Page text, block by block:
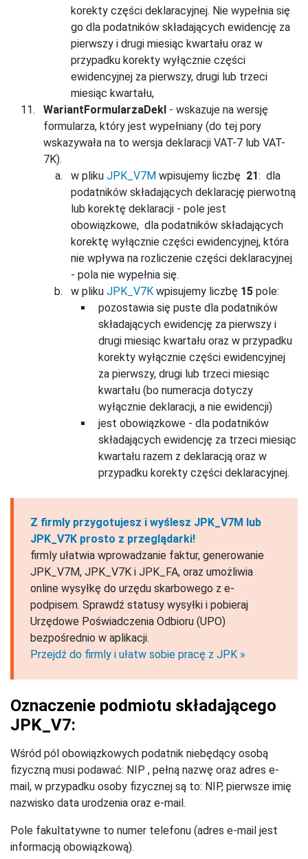
korekty części deklaracyjnej. Nie wypełnia się
go dla podatników składających ewidencję za
pierwszy i drugi miesiąc kwartału oraz w
przypadku korekty wyłącznie części
ewidencyjnej za pierwszy, drugi lub trzeci
miesiąc kwartału,
WariantFormularzaDekl - wskazuje na wersję
formularza, który jest wypełniany (do tej pory
wskazywała na to wersja deklaracji VAT-7 lub VAT-
7K).
w pliku JPK_V7M wpisujemy liczbę 21: dla
podatników składających deklarację pierwotną
lub korektę deklaracji - pole jest
obowiązkowe, dla podatników składających
korektę wyłącznie części ewidencyjnej, która
nie wpływa na rozliczenie części deklaracyjnej
- pola nie wypełnia się.
w pliku JPK_V7K wpisujemy liczbę 15 pole:
pozostawia się puste dla podatników
składających ewidencję za pierwszy i
drugi miesiąc kwartału oraz w przypadku
korekty wyłącznie części ewidencyjnej
za pierwszy, drugi lub trzeci miesiąc
kwartału (bo numeracja dotyczy
wyłącznie deklaracji, a nie ewidencji)
jest obowiązkowe - dla podatników
składających ewidencję za trzeci miesiąc
kwartału razem z deklaracją oraz w
przypadku korekty części deklaracyjnej.
Z firmly przygotujesz i wyślesz JPK_V7M lub
JPK_V7K prosto z przeglądarki!
firmly ułatwia wprowadzanie faktur, generowanie
JPK_V7M, JPK_V7K i JPK_FA, oraz umożliwia
online wysyłkę do urzędu skarbowego z e-
podpisem. Sprawdź statusy wysyłki i pobieraj
Urzędowe Poświadczenia Odbioru (UPO)
bezpośrednio w aplikacji.
Przejdź do firmly i ułatw sobie pracę z JPK »
Oznaczenie podmiotu składającego
JPK_V7:
Wśród pól obowiązkowych podatnik niebędący osobą
fizyczną musi podawać: NIP , pełną nazwę oraz adres e-
mail, w przypadku osoby fizycznej są to: NIP, pierwsze imię
nazwisko data urodzenia oraz e-mail.
Pole fakultatywne to numer telefonu (adres e-mail jest
informacją obowiązkową).